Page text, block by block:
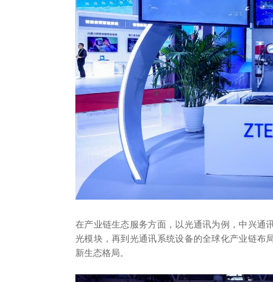
在产业链生态服务方面，以光通讯为例，中兴通
光模块，再到光通讯系统设备的全球化产业链布
新生态格局。